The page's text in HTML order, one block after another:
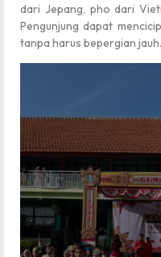
dari Jepang, pho dari
Pengunjung dapat
tanpa harus bepergian jauh.